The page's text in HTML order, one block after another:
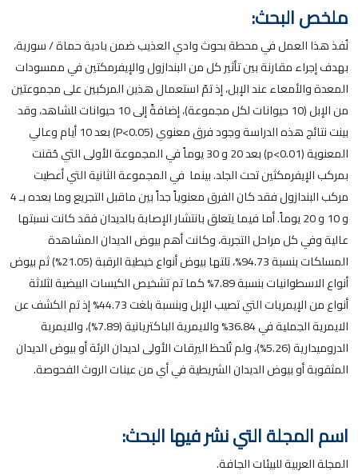
ملخص البحث:
نُفذ هذا العمل في محطة بحوث وادي العذيب ضمن بادية حماة / سورية،
بهدف إجراء مقارنة بين تأثير كل من البندازول والإيفرمكتين في ممسودات
المعدة والأمعاء عند الإبل، إذ تمّ استعمال هذين المركبين على مجموعتين
من الإبل (10 حيوانات لكل مجموعة)، إضافةً إلى 10 حيوانات للشاهد، وقد
بينت نتائج هذه الدراسة وجود فرق معنوي (P<0.05) بعد 10 أيام وعالي
المعنوية (p<0.01) بعد 20 و 30 يوماً في المجموعة الأولى التي حُقنت
بمركب الإيفرمكثين تحت الجلد. بينما في المجموعة الثانية التي أعطيت
مركب البندازول فقد كان الفرق معنوياً جداً بين ماقبل التجريع وما بعده بـ 4
و 10 و 20 يوماً. أما فيما يتعلق بانتشار الإصابة بالديدان فقد كانت نسبتها
عالية وفي كل مراحل التجربة، وكانت أهم بيوض الديدان المشاهدة
المسلكات بنسبة 94.73%، تلتها بيوض أنواع خيطية الرقبة (21.05%) ثم بيوض
أنواع الاسطوانيات بنسبة 7.89% كما تم تشخيص الكيسات البيضية لثلاثة
أنواع من الإيمريات التي تصيب الإبل وبنسبة بلغت 44.73% إذ تم الكشف عن
الايمرية الجملية في 36.84% والايمرية الباكتريانية (7.89%)، والايمرية
الدروميدارية (5.26%)، ولم تُلحظ اليرقات الأولى لديدان الرئة أو بيوض الديدان
المثقوبة أو بيوض الديدان الشريطية في أي من عينات الروث الفحوصة.
اسم المجلة التي نشر فيها البحث:
المجلة العربية للبيئات الجافة.